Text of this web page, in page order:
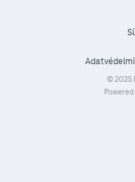
rendelem meg, ugyanannyi lesz
© 2025